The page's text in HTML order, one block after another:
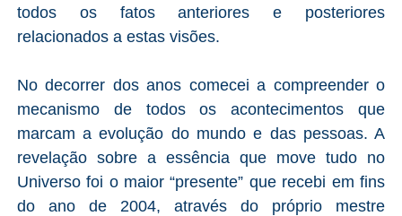
todos os fatos anteriores e posteriores
relacionados a estas visões.
No decorrer dos anos comecei a compreender o
mecanismo de todos os acontecimentos que
marcam a evolução do mundo e das pessoas. A
revelação sobre a essência que move tudo no
Universo foi o maior “presente” que recebi em fins
do ano de 2004, através do próprio mestre